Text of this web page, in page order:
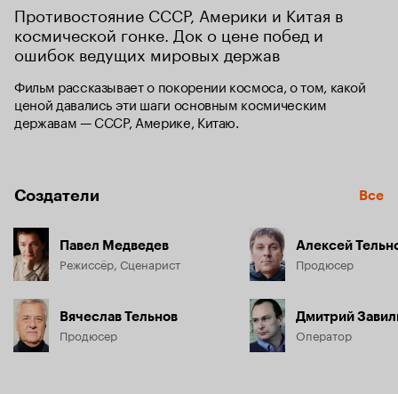
Противостояние СССР, Америки и Китая в
космической гонке. Док о цене побед и
ошибок ведущих мировых держав
Фильм рассказывает о покорении космоса, о том, какой
ценой давались эти шаги основным космическим
державам — СССР, Америке, Китаю.
Создатели Все
Павел Медведев
Режиссёр, Сценарист
Вячеслав Тельнов
Продюсер
Алексей
Продюсер
Дмитрий
Оператор